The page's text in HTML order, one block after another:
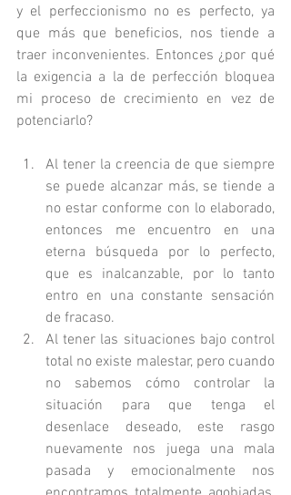
y el perfeccionismo no es perfecto, ya
que más que beneficios, nos tiende a
traer inconvenientes. Entonces ¿por qué
la exigencia a la de perfección bloquea
mi proceso de crecimiento en vez de
potenciarlo?
Al tener la creencia de que siempre
se puede alcanzar más, se tiende a
no estar conforme con lo elaborado,
entonces me encuentro en una
eterna búsqueda por lo perfecto,
que es inalcanzable, por lo tanto
entro en una constante sensación
de fracaso.
Al tener las situaciones bajo control
total no existe malestar, pero cuando
no sabemos cómo controlar la
situación para que tenga el
desenlace deseado, este rasgo
nuevamente nos juega una mala
pasada y emocionalmente nos